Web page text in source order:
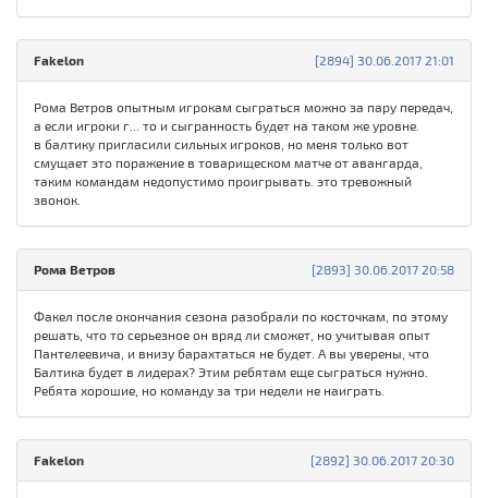
[2894] 30.06.2017 21:01
Fakelon
Рома Ветров опытным игрокам сыграться можно за пару передач,
а если игроки г... то и сыгранность будет на таком же уровне.
в балтику пригласили сильных игроков, но меня только вот
смущает это поражение в товарищеском матче от авангарда,
таким командам недопустимо проигрывать. это тревожный
звонок.
[2893] 30.06.2017 20:58
Рома Ветров
Факел после окончания сезона разобрали по косточкам, по этому
решать, что то серьезное он вряд ли сможет, но учитывая опыт
Пантелеевича, и внизу барахтаться не будет. А вы уверены, что
Балтика будет в лидерах? Этим ребятам еще сыграться нужно.
Ребята хорошие, но команду за три недели не наиграть.
[2892] 30.06.2017 20:30
Fakelon